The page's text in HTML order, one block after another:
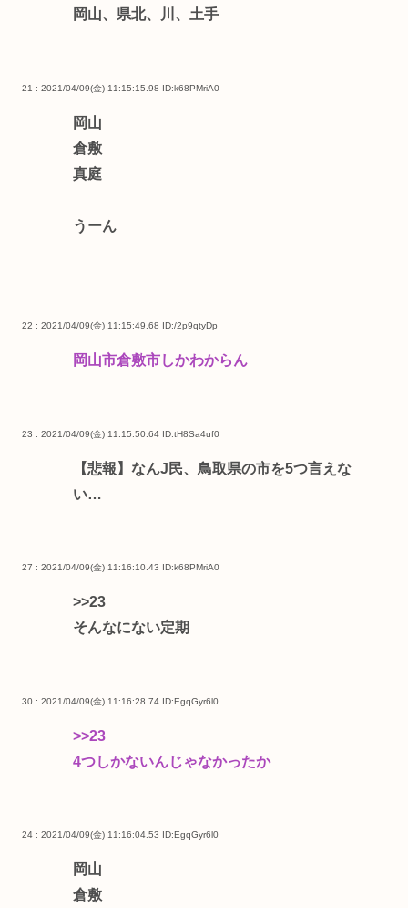
岡山、県北、川、土手
21 : 2021/04/09(金) 11:15:15.98 ID:k68PMriA0
岡山
倉敷
真庭
うーん
22 : 2021/04/09(金) 11:15:49.68 ID:/2p9qtyDp
岡山市倉敷市しかわからん
23 : 2021/04/09(金) 11:15:50.64 ID:tH8Sa4uf0
【悲報】なんJ民、鳥取県の市を5つ言えな
い…
27 : 2021/04/09(金) 11:16:10.43 ID:k68PMriA0
>>23
そんなにない定期
30 : 2021/04/09(金) 11:16:28.74 ID:EgqGyr6l0
>>23
4つしかないんじゃなかったか
24 : 2021/04/09(金) 11:16:04.53 ID:EgqGyr6l0
岡山
倉敷